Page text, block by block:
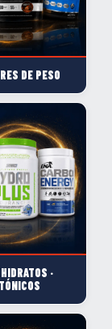
DE PESO
·